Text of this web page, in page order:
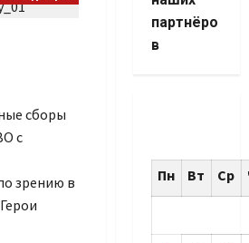
сборы
с
зрению в
партнёро
в
Пн Вт Ср